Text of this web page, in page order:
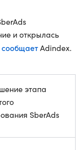
и открылась
сообщаетAdindex.
этапа
SberAds